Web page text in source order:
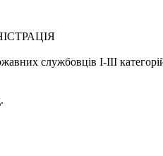
службовців І-ІІІ